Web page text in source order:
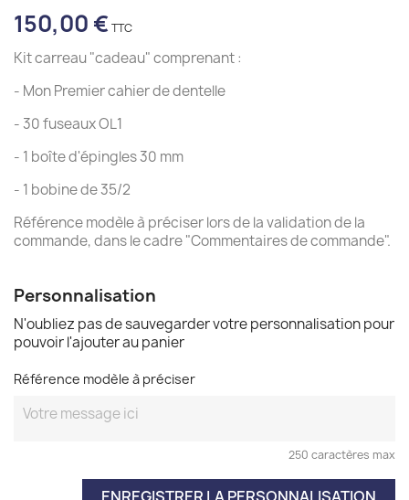
150,00 €
Kit carreau "cadeau" comprenant :
- Mon Premier cahier de dentelle
- 30 fuseaux OL1
- 1 boîte d'épingles 30 mm
- 1 bobine de 35/2
Référence modèle à préciser lors de la validation de la
commande, dans le cadre "Commentaires de commande".
Personnalisation
N'oubliez pas de sauvegarder votre personnalisation pour
pouvoir l'ajouter au panier
Référence modèle à préciser
250 caractères max